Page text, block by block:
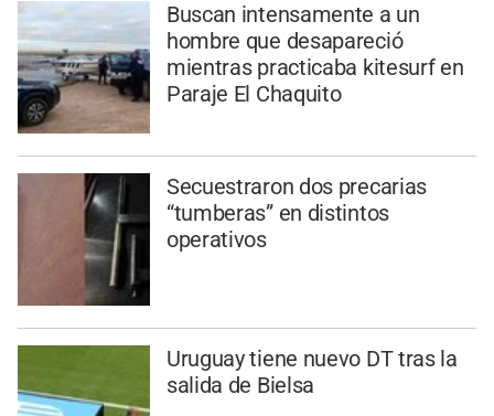
Buscan intensamente a un
hombre que desapareció
mientras practicaba kitesurf en
Paraje El Chaquito
Secuestraron dos precarias
“tumberas” en distintos
operativos
Uruguay tiene nuevo DT tras la
salida de Bielsa